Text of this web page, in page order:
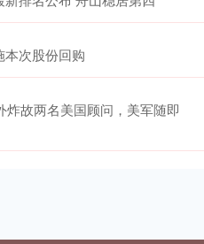
本次股份回购
炸故两名美国顾问，美军随即